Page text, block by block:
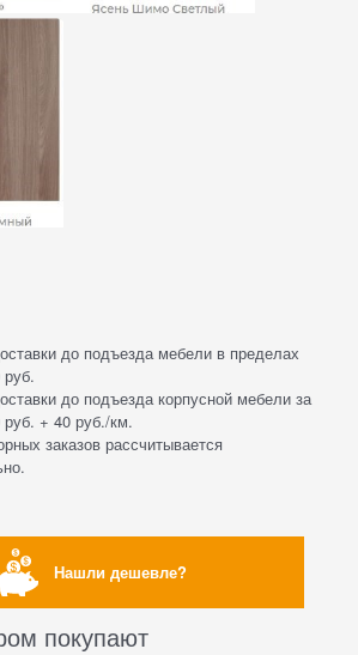
до подъезда мебели в пределах
до подъезда корпусной мебели за
+ 40 руб./км.
заказов рассчитывается
Нашли дешевле?
покупают